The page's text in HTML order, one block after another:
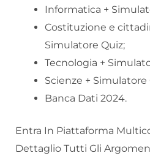
Informatica +
Costituzione e
Simulatore Quiz;
Tecnologia +
Scienze + Simulatore
Banca Dati 2024.
Entra In Piattaforma
Dettaglio Tutti Gli